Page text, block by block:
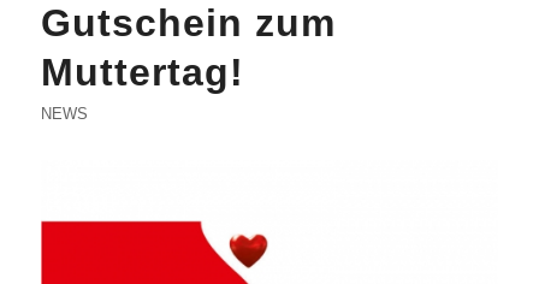
Gutschein zum
Muttertag!
NEWS